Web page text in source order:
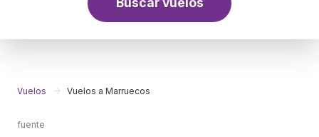
Vuelos Vuelos a Marruecos
fuente